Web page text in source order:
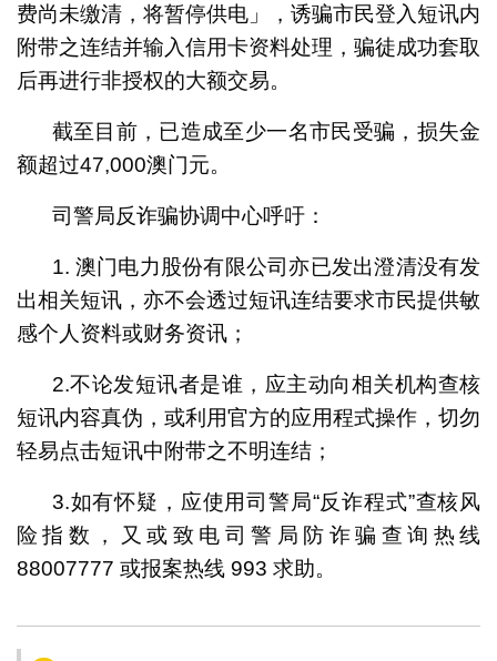
费尚未缴清，将暂停供电」，诱骗市民登入短讯内
附带之连结并输入信用卡资料处理，骗徒成功套取
后再进行非授权的大额交易。
截至目前，已造成至少一名市民受骗，损失金
额超过47,000澳门元。
司警局反诈骗协调中心呼吁：
1. 澳门电力股份有限公司亦已发出澄清没有发
出相关短讯，亦不会透过短讯连结要求市民提供敏
感个人资料或财务资讯；
2.不论发短讯者是谁，应主动向相关机构查核
短讯内容真伪，或利用官方的应用程式操作，切勿
轻易点击短讯中附带之不明连结；
3.如有怀疑，应使用司警局“反诈程式”查核风
险指数，又或致电司警局防诈骗查询热线
88007777 或报案热线 993 求助。